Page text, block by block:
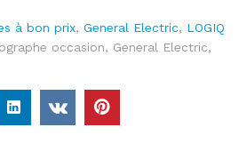
à bon prix, General Electric, LOGIQ
occasion, General Electric,